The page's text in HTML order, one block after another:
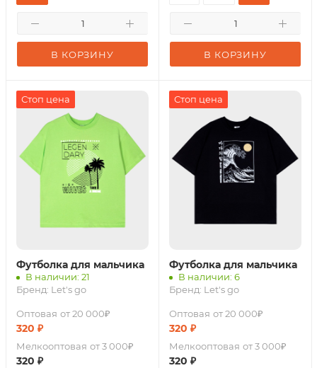
В КОРЗИНУ В КОРЗИНУ
Стоп цена
Футболка для мальчика
В наличии: 21
Бренд: Let's go
Оптовая от 20 000₽
320 ₽
Мелкооптовая от 3 000₽
320 ₽
Стоп цена
Футболка для мальчика
В наличии: 6
Бренд: Let's go
Оптовая от 20 000₽
320 ₽
Мелкооптовая от 3 000₽
320 ₽